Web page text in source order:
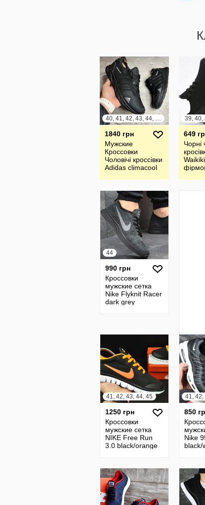
40, 41, 42, 43, 44, 45
1840 грн
Мужские
Кроссовки
Чоловічі кроссівки
Adidas climacool
649
Чорні
44
990 грн
Кроссовки
мужские сетка
Nike Flyknit Racer
dark grey
41, 42, 43, 44, 45
1250 грн
Кроссовки
мужские сетка
NIKE Free Run
3.0 black/orange
41, 42,
850
Nike
black/